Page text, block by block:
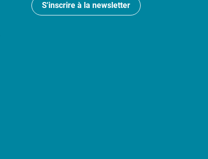
S'inscrire à la newsletter